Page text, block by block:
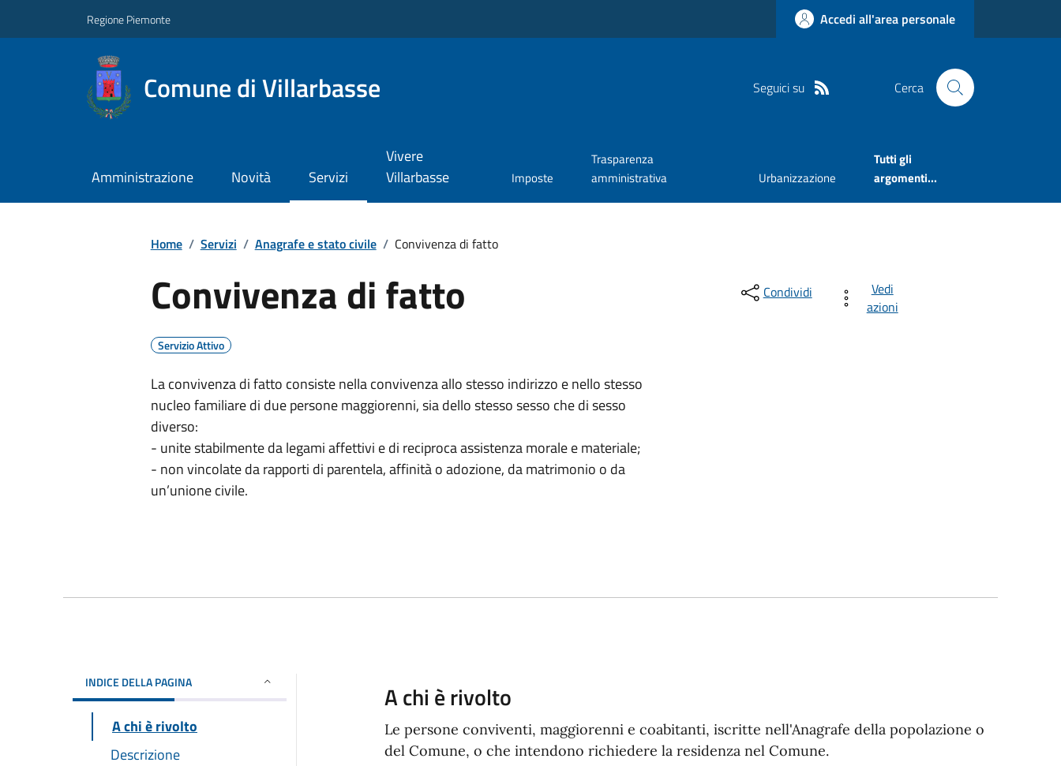
Regione Piemonte Accedi all'area personale
Comune di Villarbasse Seguici su Cerca
Amministrazione Novità Servizi
Vivere
Villarbasse
Imposte
Trasparenza
amministrativa
Urbanizzazione
Tutti gli
argomenti...
Home / Servizi / Anagrafe e stato civile / Convivenza di fatto
Convivenza di fatto
Servizio Attivo
La convivenza di fatto consiste nella convivenza allo stesso indirizzo e nello stesso
nucleo familiare di due persone maggiorenni, sia dello stesso sesso che di sesso
diverso:
- unite stabilmente da legami affettivi e di reciproca assistenza morale e materiale;
- non vincolate da rapporti di parentela, affinità o adozione, da matrimonio o da
un’unione civile.
Condividi
Vedi
azioni
INDICE DELLA PAGINA
A chi è rivolto
Descrizione
A chi è rivolto
Le persone conviventi, maggiorenni e coabitanti, iscritte nell'Anagrafe della popolazione o
del Comune, o che intendono richiedere la residenza nel Comune.